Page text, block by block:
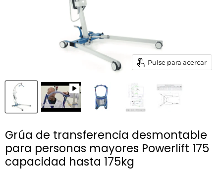
Pulse para acercar
Grúa de transferencia desmontable
para personas mayores Powerlift 175
capacidad hasta 175kg